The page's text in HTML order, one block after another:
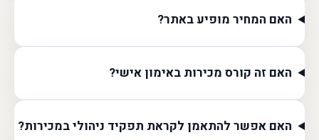
האם המחיר מופיע באתר?
האם זה קורס מכירות באימון אישי?
האם אפשר להתאמן לקראת תפקיד ניהולי במכירות?